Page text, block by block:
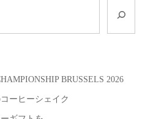
BRUSSELS 2026
ーヒーシェイク